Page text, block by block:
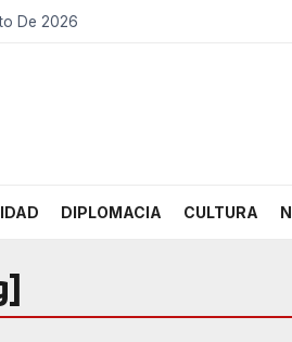
De 2026
DIPLOMACIA CULTURA